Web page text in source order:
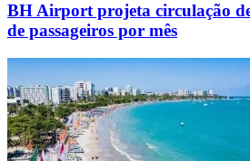
BH Airport projeta circulação
de passageiros por mês